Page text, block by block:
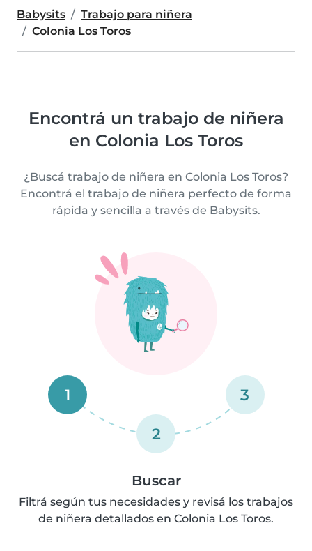
Babysits
Trabajo para niñera
Colonia Los Toros
Encontrá un trabajo de niñera
en Colonia Los Toros
¿Buscá trabajo de niñera en Colonia Los Toros?
Encontrá el trabajo de niñera perfecto de forma
rápida y sencilla a través de Babysits.
1
2
3
Buscar
Filtrá según tus necesidades y revisá los trabajos
de niñera detallados en Colonia Los Toros.